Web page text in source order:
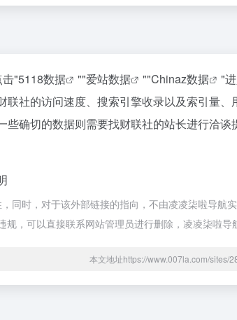
"5118数据 ""爱站数据 ""Chinaz数据
"
社的访问速度、搜索引擎收录以及索引量、
确切的数据则需要找财联社的站长进行洽谈
同时，对于该外部链接的指向，不由凌凌柒啦导航
，可以直接联系网站管理员进行删除，凌凌柒啦导
本文地址https://www.007la.com/sites/